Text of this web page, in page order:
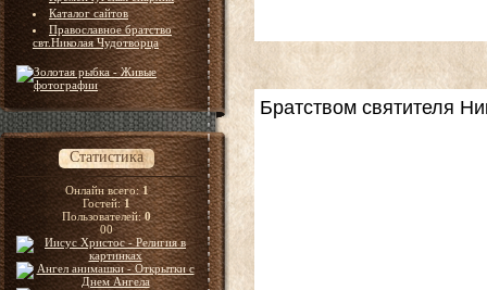
Каталог сайтов
Православное братство
свт.Николая Чудотворца
Статистика
Онлайн всего:1
Гостей:1
Пользователей:0
00
Братством святителя